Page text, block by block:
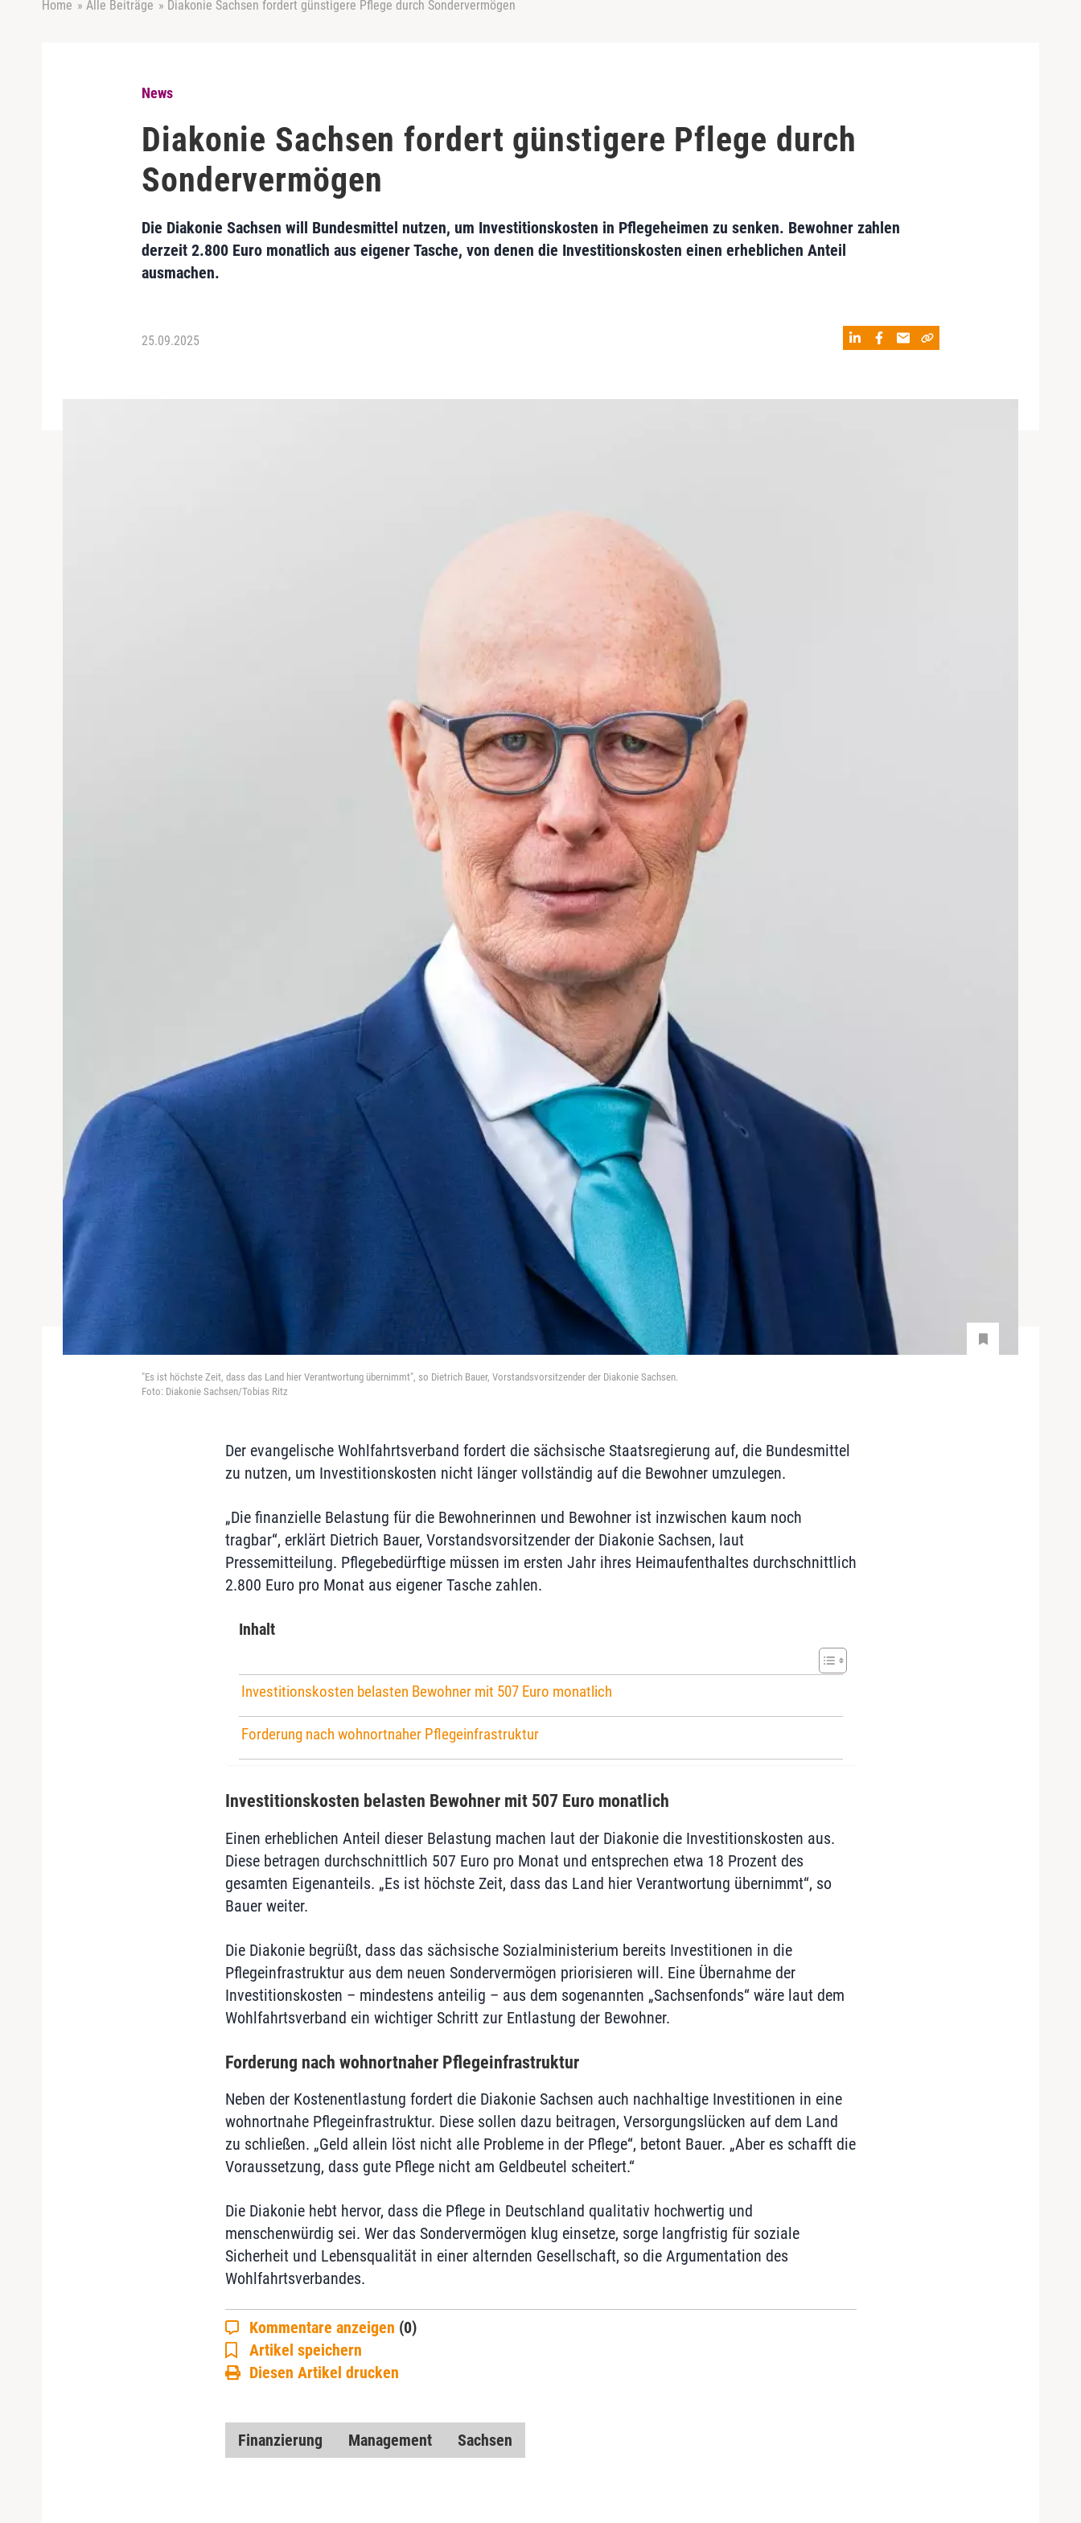
Home » Alle Beiträge » Diakonie Sachsen fordert günstigere Pflege durch Sondervermögen
News
Diakonie Sachsen fordert günstigere Pflege durch
Sondervermögen
Die Diakonie Sachsen will Bundesmittel nutzen, um Investitionskosten in Pflegeheimen zu senken. Bewohner zahlen
derzeit 2.800 Euro monatlich aus eigener Tasche, von denen die Investitionskosten einen erheblichen Anteil
ausmachen.
25.09.2025
"Es ist höchste Zeit, dass das Land hier Verantwortung übernimmt", so Dietrich Bauer, Vorstandsvorsitzender der Diakonie Sachsen.
Foto: Diakonie Sachsen/Tobias Ritz
Der evangelische Wohlfahrtsverband fordert die sächsische Staatsregierung auf, die Bundesmittel
zu nutzen, um Investitionskosten nicht länger vollständig auf die Bewohner umzulegen.
„Die finanzielle Belastung für die Bewohnerinnen und Bewohner ist inzwischen kaum noch
tragbar“, erklärt Dietrich Bauer, Vorstandsvorsitzender der Diakonie Sachsen, laut
Pressemitteilung. Pflegebedürftige müssen im ersten Jahr ihres Heimaufenthaltes durchschnittlich
2.800 Euro pro Monat aus eigener Tasche zahlen.
Inhalt
Investitionskosten belasten Bewohner mit 507 Euro monatlich
Forderung nach wohnortnaher Pflegeinfrastruktur
Investitionskosten belasten Bewohner mit 507 Euro monatlich
Einen erheblichen Anteil dieser Belastung machen laut der Diakonie die Investitionskosten aus.
Diese betragen durchschnittlich 507 Euro pro Monat und entsprechen etwa 18 Prozent des
gesamten Eigenanteils. „Es ist höchste Zeit, dass das Land hier Verantwortung übernimmt“, so
Bauer weiter.
Die Diakonie begrüßt, dass das sächsische Sozialministerium bereits Investitionen in die
Pflegeinfrastruktur aus dem neuen Sondervermögen priorisieren will. Eine Übernahme der
Investitionskosten – mindestens anteilig – aus dem sogenannten „Sachsenfonds“ wäre laut dem
Wohlfahrtsverband ein wichtiger Schritt zur Entlastung der Bewohner.
Forderung nach wohnortnaher Pflegeinfrastruktur
Neben der Kostenentlastung fordert die Diakonie Sachsen auch nachhaltige Investitionen in eine
wohnortnahe Pflegeinfrastruktur. Diese sollen dazu beitragen, Versorgungslücken auf dem Land
zu schließen. „Geld allein löst nicht alle Probleme in der Pflege“, betont Bauer. „Aber es schafft die
Voraussetzung, dass gute Pflege nicht am Geldbeutel scheitert.“
Die Diakonie hebt hervor, dass die Pflege in Deutschland qualitativ hochwertig und
menschenwürdig sei. Wer das Sondervermögen klug einsetze, sorge langfristig für soziale
Sicherheit und Lebensqualität in einer alternden Gesellschaft, so die Argumentation des
Wohlfahrtsverbandes.
Kommentare anzeigen (0)
Artikel speichern
Diesen Artikel drucken
Finanzierung Management Sachsen